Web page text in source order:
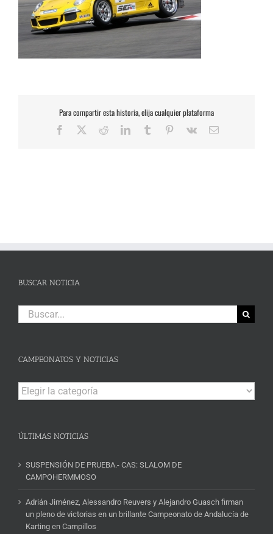
Para compartir esta historia, elija cualquier plataforma
Facebook RedditLinkedInTumblr Pinterest
Vk
Correo
BUSCAR NOTICIA
Buscar:
CAMPEONATOS Y NOTICIAS
Campeonatos
y
ÚLTIMAS NOTICIAS
SUSPENSIÓN DE PRUEBA.- CAS: SLALOM DE
CAMPOHERMMOSO
Adrián Jiménez, Alessandro Reuvers y Alejandro Guasch firman
un pleno de victorias en un brillante Campeonato de Andalucía de
Karting en Campillos